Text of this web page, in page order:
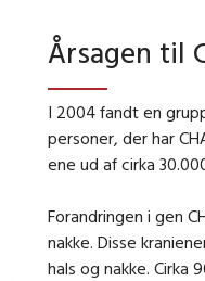
Årsagen til
I 2004 fandt en
personer, der har
ene ud af cirka
Forandringen i gen
nakke. Disse
hals og nakke. Cirka